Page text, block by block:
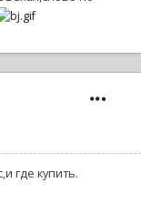
где купить.